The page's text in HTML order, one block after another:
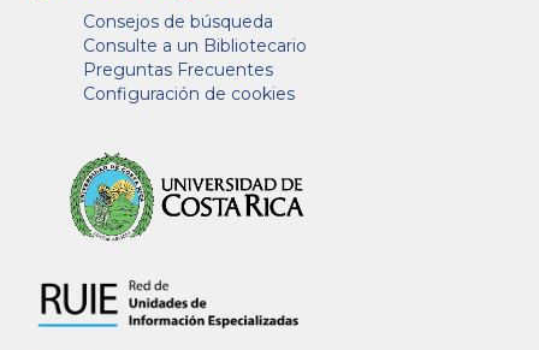
Consejos de búsqueda
Consulte a un Bibliotecario
Preguntas Frecuentes
Configuración de cookies